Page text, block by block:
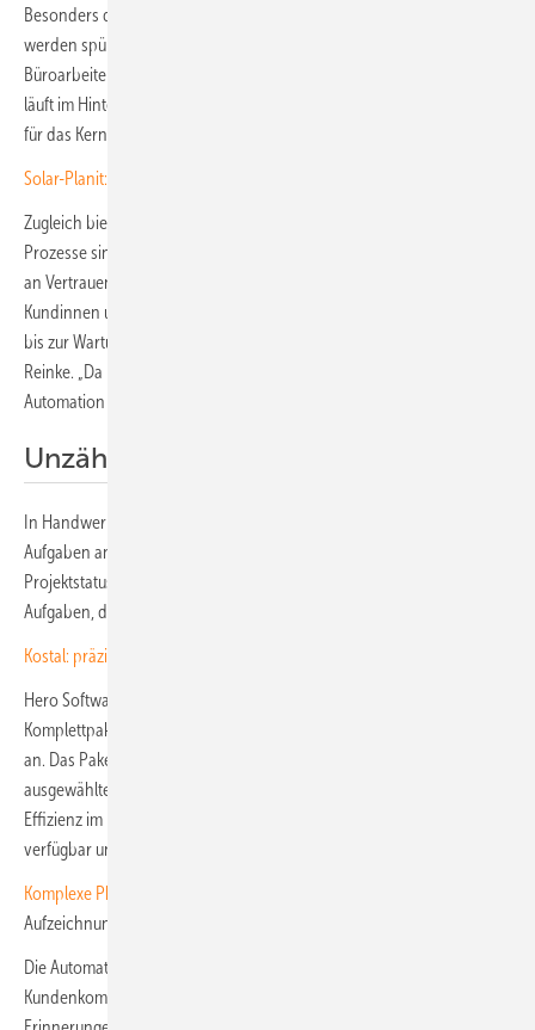
Besonders das Kundenmanagement und die Projektsteuerung
werden spürbar entlastet: Wiederkehrende, zeitraubende
Büroarbeiten entfallen, Fehler werden minimiert, die Dokumentation
läuft im Hintergrund mit. Das Team von Reinke gewinnt wertvolle Zeit
für das Kerngeschäft: die Planung und Installation neuer Anlagen.
Solar-Planit: Nutzer schätzen ganzheitliche Planung
Zugleich bietet die Automatisierung mehr Transparenz und die
Prozesse sind einfacher nachvollziehbar. Dadurch entsteht ein Plus
an Vertrauen – sowohl intern als auch in der Kommunikation mit den
Kundinnen und Kunden. „Von der Planung über die Inbetriebnahme
bis zur Wartung bekommen Kunden bei uns Full Service“, sagt Jan
Reinke. „Da haben sie eigentlich gar keine Sorgen mehr. Mit Hero
Automation klappt das Ganze noch schneller und unkomplizierter."
Unzählige Aufgaben – jeden Tag
In Handwerksbetrieben fallen täglich unzählige administrative
Aufgaben an: Kundenprofile anlegen, Termine koordinieren,
Projektstatus aktualisieren sowie viel interne und externe Abstimmung.
Aufgaben, die notwendig sind – aber viel Zeit kosten.
Kostal: präzisere Planung durch 2D-Dachvisualisierung
Hero Software bietet sein Produkt Hero Automation ab sofort als
Komplettpaket aus Betriebssoftware und Automatisierungsfunktionen
an. Das Paket heißt Copilot, beinhaltet die Kernsoftware sowie 14
ausgewählte Automatisierungsmodule, die per Knopfdruck für mehr
Effizienz im Handwerksbetrieb sorgen. Das neue Paket ist ab sofort
verfügbar und ist für jeden Betrieb einfach nutzbar.
Komplexe Photovoltaikprojekte einfach planen
Aufzeichnung)
​Die Automatisierung erledigt viele Aufhaben: Sie unterstützt die
Kundenkommunikation mit der automatischen Kontaktanlage,